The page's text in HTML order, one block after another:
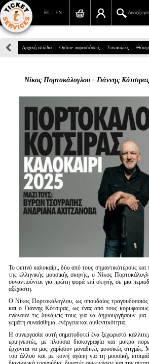
EN
EL
Πανεπιστημίου 39, Αθήνα
info@ticketservices.gr
Σύνδεση/Εγγραφή
Παραγγελία
Αναζήτηση παραγγελίας
Προσωπικά Δεδομένα
Πληροφορίες
Είσοδος διαχειριστή
Αρχική σελίδα Online παραστάσεις Συναυλίες
Νίκος Πορτοκάλογλου - Γιάννης
Το φετινό καλοκαίρι, δύο από τους σημαντικότερους και
της ελληνικής μουσικής σκηνής, ο Νίκος
συναντιούνται για πρώτη φορά επί σκηνής σε μια
αξέχαστη.
Ο Νίκος Πορτοκάλογλου, ως σπουδαίος τραγουδοποιός
και ο Γιάννης Κότσιρας, ως ένας από τους κορυφαίους
ενώνουν τις δυνάμεις τους για να δημιουργήσουν μια
γεμάτη συναίσθημα, ενέργεια και αυθεντικότητα.
Η συνεργασία αυτή σηματοδοτεί ένα ξεχωριστό
ερμηνευτές, με πλούσια δισκογραφία και μακρά
έρχονται να μας χαρίσουν μοναδικές μουσικές
του άλλου και με κοινή αγάπη για τη μουσική,